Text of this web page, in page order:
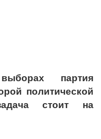
партия
политической
стоит на